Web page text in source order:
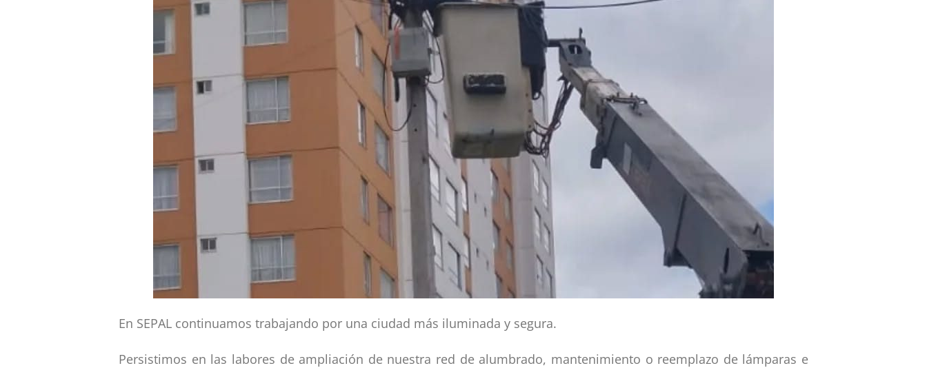
En SEPAL continuamos trabajando por una ciudad más iluminada y segura.
Persistimos en las labores de ampliación de nuestra red de alumbrado, mantenimiento o reemplazo de lámparas e